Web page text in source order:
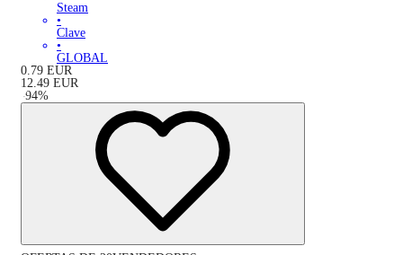
Steam
•
Clave
•
GLOBAL
0.79 EUR
12.49 EUR
-94%